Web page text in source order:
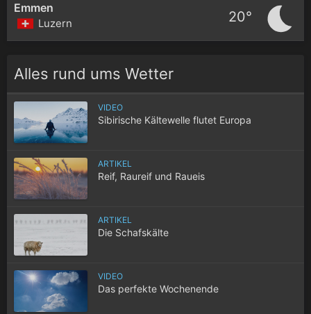
Emmen
Luzern 20°
Alles rund ums Wetter
VIDEO
Sibirische Kältewelle flutet Europa
ARTIKEL
Reif, Raureif und Raueis
ARTIKEL
Die Schafskälte
VIDEO
Das perfekte Wochenende